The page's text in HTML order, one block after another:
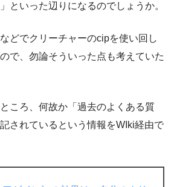
といった辺りになるのでしょうか。
どでクリーチャーのcipを使い回し
で、勿論そういった点も考えていた
ころ、何故か「過去のよくある質
されているという情報をWIki経由で